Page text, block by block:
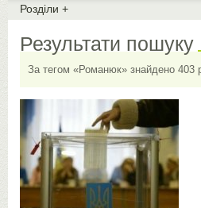
Розділи +
Результати пошуку
За тегом «Романюк» знайдено 403